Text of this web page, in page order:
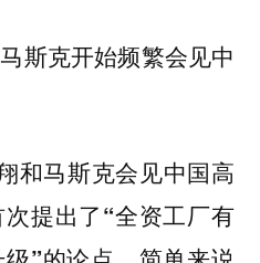
斯克开始频繁会见中
和马斯克会见中国高
提出了“全资工厂有